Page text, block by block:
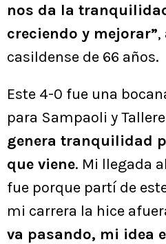
nos da la
creciendo y mejorar”,
casildense de 66 años.
Este 4-0 fue una
para Sampaoli y
genera tranquilidad
que viene. Mi llegada
fue porque partí de
mi carrera la hice
va pasando, mi idea